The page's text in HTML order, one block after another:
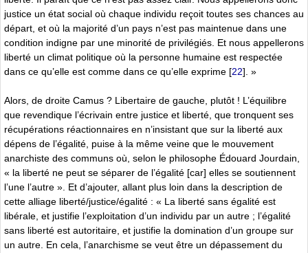
justice un état social où chaque individu reçoit toutes ses chances au
départ, et où la majorité d’un pays n’est pas maintenue dans une
condition indigne par une minorité de privilégiés. Et nous appellerons
liberté un climat politique où la personne humaine est respectée
dans ce qu’elle est comme dans ce qu’elle exprime [22]. »
Alors, de droite Camus ? Libertaire de gauche, plutôt ! L’équilibre
que revendique l’écrivain entre justice et liberté, que tronquent ses
récupérations réactionnaires en n’insistant que sur la liberté aux
dépens de l’égalité, puise à la même veine que le mouvement
anarchiste des communs où, selon le philosophe Édouard Jourdain,
« la liberté ne peut se séparer de l’égalité [car] elles se soutiennent
l’une l’autre ». Et d’ajouter, allant plus loin dans la description de
cette alliage liberté/justice/égalité : « La liberté sans égalité est
libérale, et justifie l’exploitation d’un individu par un autre ; l’égalité
sans liberté est autoritaire, et justifie la domination d’un groupe sur
un autre. En cela, l’anarchisme se veut être un dépassement du